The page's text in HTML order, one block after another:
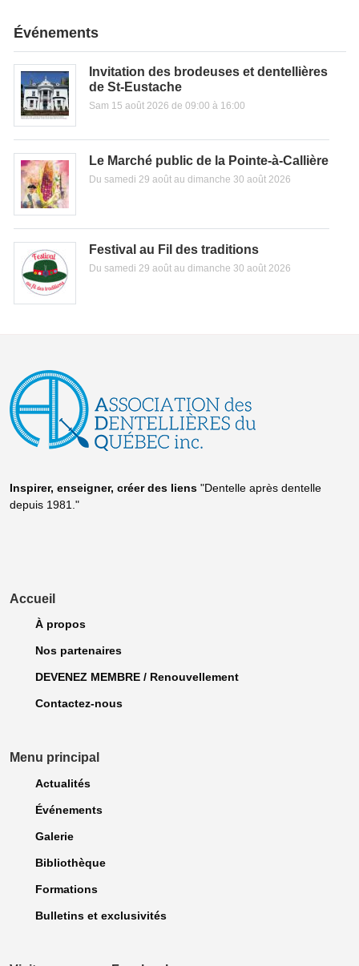
Événements
Invitation des brodeuses et dentellières
de St-Eustache
Sam 15 août 2026 de 09:00 à 16:00
Le Marché public de la Pointe-à-Callière
Du samedi 29 août au dimanche 30 août 2026
Festival au Fil des traditions
Du samedi 29 août au dimanche 30 août 2026
Inspirer, enseigner, créer des liens "Dentelle après dentelle
depuis 1981."
Accueil
À propos
Nos partenaires
DEVENEZ MEMBRE / Renouvellement
Contactez-nous
Menu principal
Actualités
Événements
Galerie
Bibliothèque
Formations
Bulletins et exclusivités